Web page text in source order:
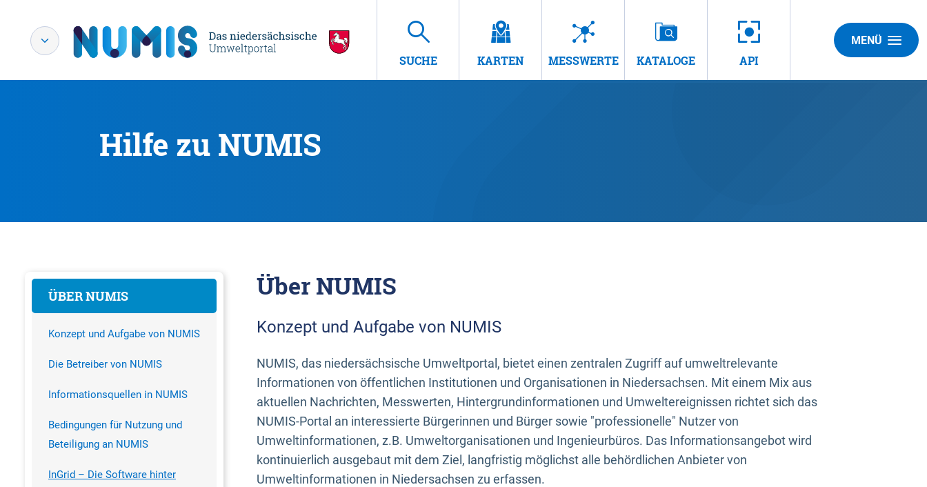
SUCHE KARTEN MESSWERTE KATALOGE API
MENÜ
Hilfe zu NUMIS
ÜBER NUMIS
Konzept und Aufgabe von NUMIS
Die Betreiber von NUMIS
Informationsquellen in NUMIS
Bedingungen für Nutzung und
Beteiligung an NUMIS
InGrid – Die Software hinter
Über NUMIS
Konzept und Aufgabe von NUMIS
NUMIS, das niedersächsische Umweltportal, bietet einen zentralen Zugriff auf umweltrelevante
Informationen von öffentlichen Institutionen und Organisationen in Niedersachsen. Mit einem Mix aus
aktuellen Nachrichten, Messwerten, Hintergrundinformationen und Umweltereignissen richtet sich das
NUMIS-Portal an interessierte Bürgerinnen und Bürger sowie "professionelle" Nutzer von
Umweltinformationen, z.B. Umweltorganisationen und Ingenieurbüros. Das Informationsangebot wird
kontinuierlich ausgebaut mit dem Ziel, langfristig möglichst alle behördlichen Anbieter von
Umweltinformationen in Niedersachsen zu erfassen.